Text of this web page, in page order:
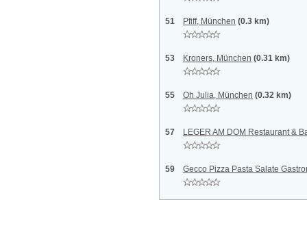
51 Pfiff, München (0.3 km)
53 Kroners, München (0.31 km)
55 Oh Julia, München (0.32 km)
57 LEGER AM DOM Restaurant &
59 Gecco Pizza Pasta Salate